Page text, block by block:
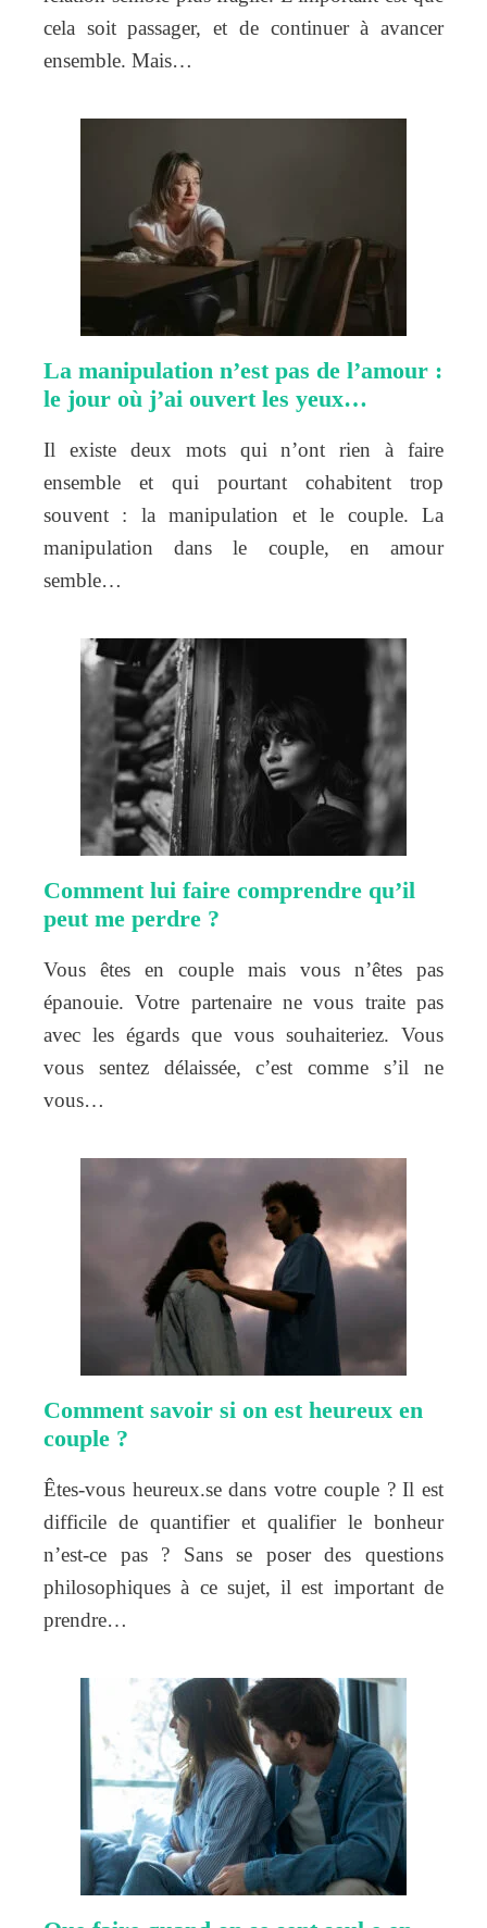
cela soit passager, et de continuer à avancer
ensemble. Mais…
La manipulation n’est pas de l’amour :
le jour où j’ai ouvert les yeux…
Il existe deux mots qui n’ont rien à faire
ensemble et qui pourtant cohabitent trop
souvent : la manipulation et le couple. La
manipulation dans le couple, en amour
semble…
Comment lui faire comprendre qu’il
peut me perdre ?
Vous êtes en couple mais vous n’êtes pas
épanouie. Votre partenaire ne vous traite pas
avec les égards que vous souhaiteriez. Vous
vous sentez délaissée, c’est comme s’il ne
vous…
Comment savoir si on est heureux en
couple ?
Êtes-vous heureux.se dans votre couple ? Il est
difficile de quantifier et qualifier le bonheur
n’est-ce pas ? Sans se poser des questions
philosophiques à ce sujet, il est important de
prendre…